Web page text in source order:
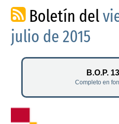
Boletín del
julio de 2015
B.O.P.
Completo en